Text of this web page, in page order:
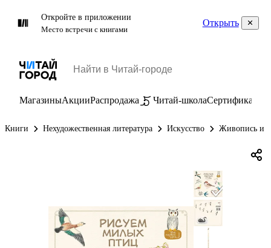
Откройте в приложении
Место встречи с книгами
Открыть
МагазиныАкцииРаспродажа Читай-школаСертификаты
Книги Нехудожественная литература Искусство Живопись и